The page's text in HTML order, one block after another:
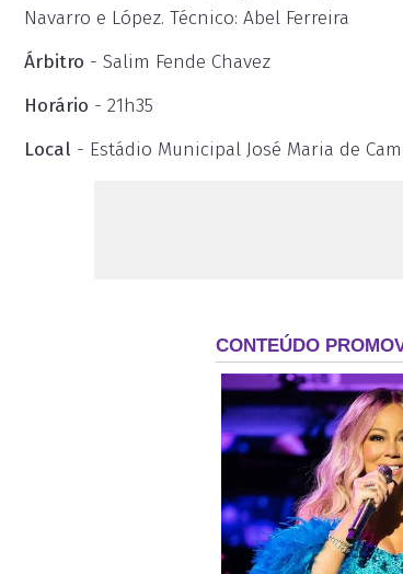
Navarro e López. Técnico: Abel Ferreira
Árbitro - Salim Fende Chavez
Horário - 21h35
Local - Estádio Municipal José Maria de